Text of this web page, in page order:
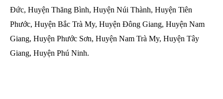
Đức, Huyện Thăng Bình, Huyện Núi Thành, Huyện Tiên
Phước, Huyện Bắc Trà My, Huyện Đông Giang, Huyện Nam
Giang, Huyện Phước Sơn, Huyện Nam Trà My, Huyện Tây
Giang, Huyện Phú Ninh.